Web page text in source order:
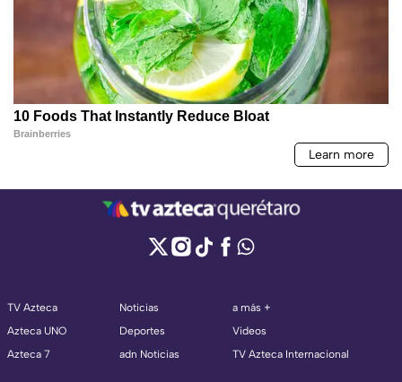
TV Azteca
Azteca UNO
Azteca 7
Noticias
Deportes
adn Noticias
a más +
Videos
TV Azteca Internacional